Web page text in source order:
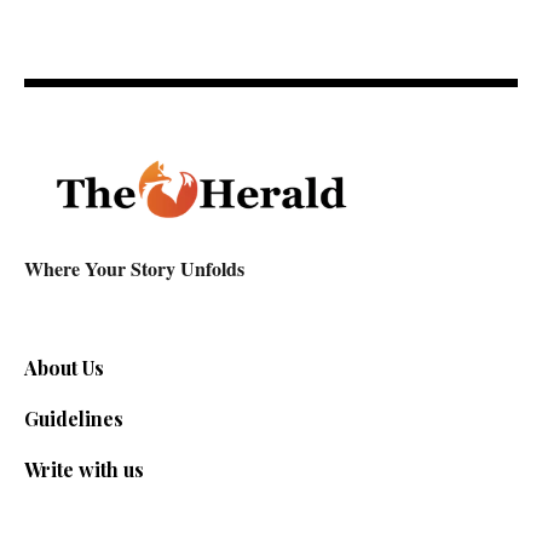
Where Your Story Unfolds
About Us
Guidelines
Write with us